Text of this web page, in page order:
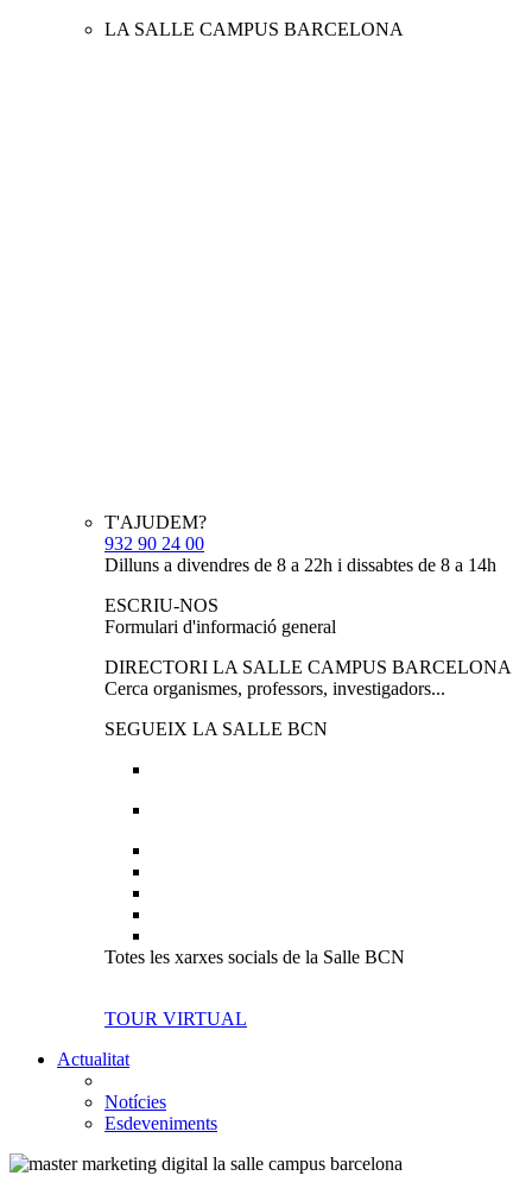
LA SALLE CAMPUS BARCELONA
T'AJUDEM?
932 90 24 00
Dilluns a divendres de 8 a 22h i dissabtes de 8 a 14h
ESCRIU-NOS
Formulari d'informació general
DIRECTORI LA SALLE CAMPUS BARCELONA
Cerca organismes, professors, investigadors...
SEGUEIX LA SALLE BCN
Totes les xarxes socials de la Salle BCN
TOUR VIRTUAL
Actualitat
Notícies
Esdeveniments